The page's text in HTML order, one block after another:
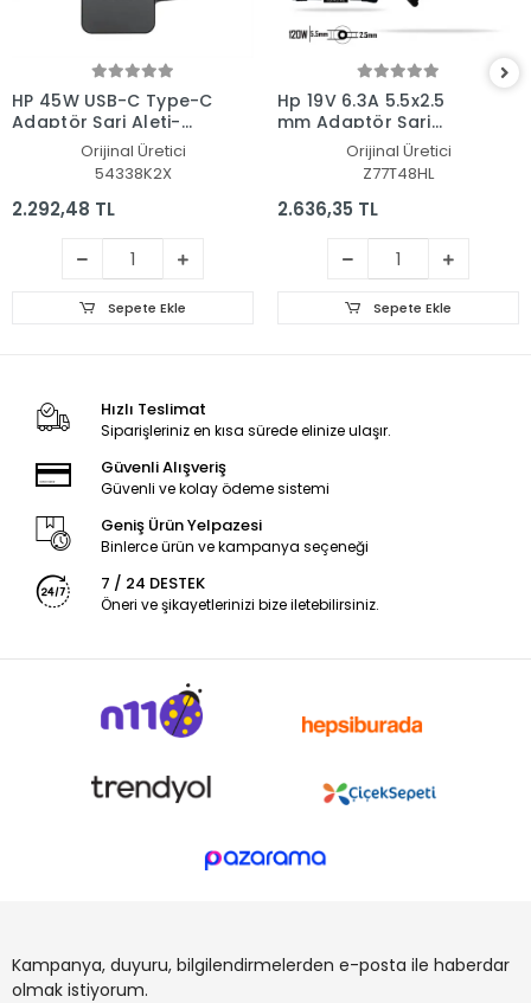
HP 45W USB-C Type-C
Adaptör Şarj Aleti-
Orijinal Üretici
54338K2X
2.292,48 TL
Sepete Ekle
Hp 19V 6.3A 5.5x2.5
mm Adaptör Şarj
Aleti-CihazıOrijinal Üretici
Z77T48HL
2.636,35 TL
Sepete Ekle
Hızlı Teslimat
Siparişleriniz en kısa sürede elinize ulaşır.
Güvenli Alışveriş
Güvenli ve kolay ödeme sistemi
Geniş Ürün Yelpazesi
Binlerce ürün ve kampanya seçeneği
7 / 24 DESTEK
Öneri ve şikayetlerinizi bize iletebilirsiniz.
Kampanya, duyuru, bilgilendirmelerden e-posta ile haberdar
olmak istiyorum.